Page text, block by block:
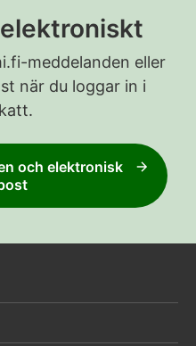
meddelanden eller
när du loggar in i
och elektronisk